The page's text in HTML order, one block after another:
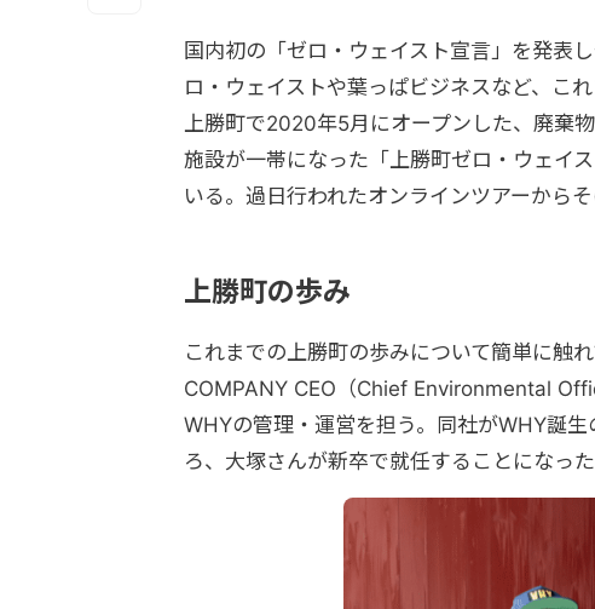
国内初の「ゼロ・ウェイスト宣言」を発表
ロ・ウェイストや葉っぱビジネスなど、こ
上勝町で2020年5月にオープンした、廃棄
施設が一帯になった「上勝町ゼロ・ウェイ
いる。過日行われたオンラインツアーからそ
上勝町の歩み
これまでの上勝町の歩みについて簡単に触
COMPANY CEO（Chief Environmental
WHYの管理・運営を担う。同社がWHY誕
ろ、大塚さんが新卒で就任することになった